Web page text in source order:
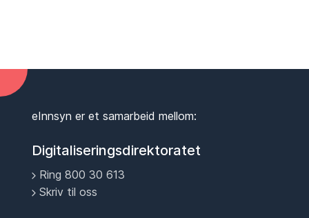
eInnsyn er et samarbeid mellom:
Digitaliseringsdirektoratet
Ring 800 30 613
Skriv til oss